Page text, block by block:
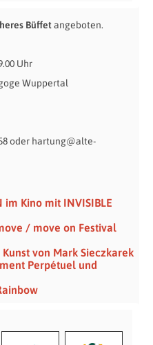
Büffetangeboten.
Uhr
Wuppertal
oder hartung@alte-
im Kino mit INVISIBLE
/ move on Festival
von Mark Sieczkarek
Perpétuel und